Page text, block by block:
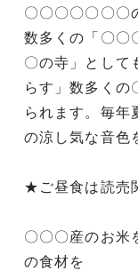
〇〇〇〇〇〇〇
数多くの「〇〇
〇の寺」として
らす」数多くの
られます。毎年
の涼し気な音色
★ご昼食は読売
「〇〇〇
〇〇〇産のお米
の食材を